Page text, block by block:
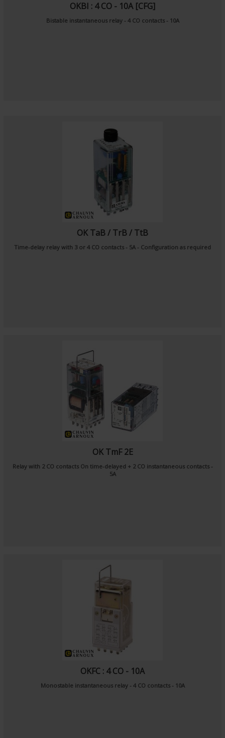
OKBI : 4 CO - 10A [CFG]
Bistable instantaneous relay - 4 CO contacts - 10A
OK TaB / TrB / TtB
Time-delay relay with 3 or 4 CO contacts - 5A - Configuration as required
OK TmF 2E
Relay with 2 CO contacts On time-delayed + 2 CO instantaneous contacts -
5A
OKFC : 4 CO - 10A
Monostable instantaneous relay - 4 CO contacts - 10A